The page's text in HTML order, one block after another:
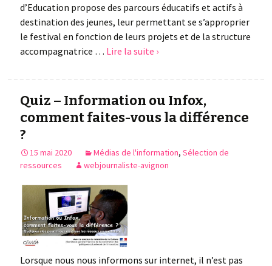
d’Education propose des parcours éducatifs et actifs à
destination des jeunes, leur permettant se s’approprier
le festival en fonction de leurs projets et de la structure
accompagnatrice … Lire la suite ›
Quiz – Information ou Infox,
comment faites-vous la différence
?
15 mai 2020 Médias de l'information,Sélection de
ressources
webjournaliste-avignon
Lorsque nous nous informons sur internet, il n’est pas